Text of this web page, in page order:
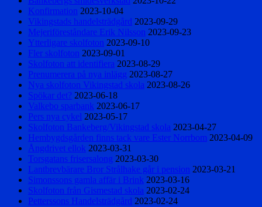
Konfirmation 2023-10-04
Vikingstads handelsträdgård 2023-09-29
Mejeriföreståndare Erik Nilsson 2023-09-23
Ytterligare skolfoton 2023-09-10
Fler skolfoton 2023-09-01
Skolfoton att identifiera 2023-08-29
Prenumerera på nya inlägg 2023-08-27
Nya skolfoton Vikingstad skola 2023-08-26
Spökar det? 2023-06-18
Valkebo sparbank 2023-06-17
Pers nya cykel 2023-05-17
Skolfoton Bankeberg/Vikingstad skola 2023-04-27
Hembygdsgården finns tack vare Ester Norrbom 2023-04-09
Ångdrivet ellok 2023-03-31
Torsgatans frisersalong 2023-03-30
Lantbrevbärare Bror Strålhake går i pension 2023-03-21
Simonssons gamla affär i Brink 2023-03-16
Skolfoton från Gismestad skola 2023-02-24
Petterssons Handelsträdgård 2023-02-24